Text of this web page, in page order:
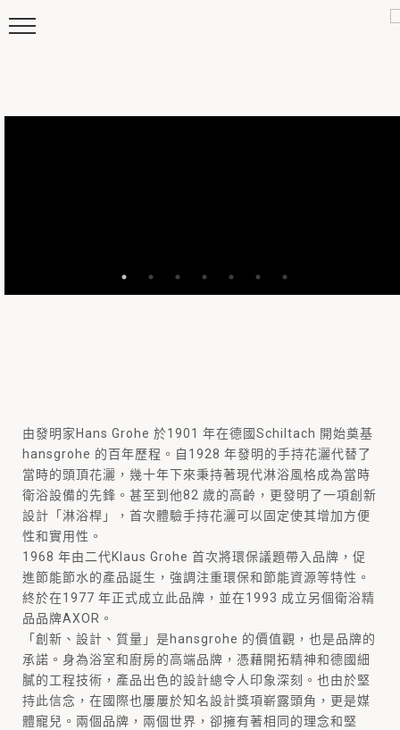
由發明家Hans Grohe 於1901 年在德國Schiltach 開始奠基
hansgrohe 的百年歷程。自1928 年發明的手持花灑代替了
當時的頭頂花灑，幾十年下來秉持著現代淋浴風格成為當時
衛浴設備的先鋒。甚至到他82 歲的高齡，更發明了一項創新
設計「淋浴桿」，首次體驗手持花灑可以固定使其增加方便
性和實用性。
1968 年由二代Klaus Grohe 首次將環保議題帶入品牌，促
進節能節水的產品誕生，強調注重環保和節能資源等特性。
終於在1977 年正式成立此品牌，並在1993 成立另個衛浴精
品品牌AXOR。
「創新、設計、質量」是hansgrohe 的價值觀，也是品牌的
承諾。身為浴室和廚房的高端品牌，憑藉開拓精神和德國細
膩的工程技術，產品出色的設計總令人印象深刻。也由於堅
持此信念，在國際也屢屢於知名設計獎項嶄露頭角，更是媒
體寵兒。兩個品牌，兩個世界，卻擁有著相同的理念和堅